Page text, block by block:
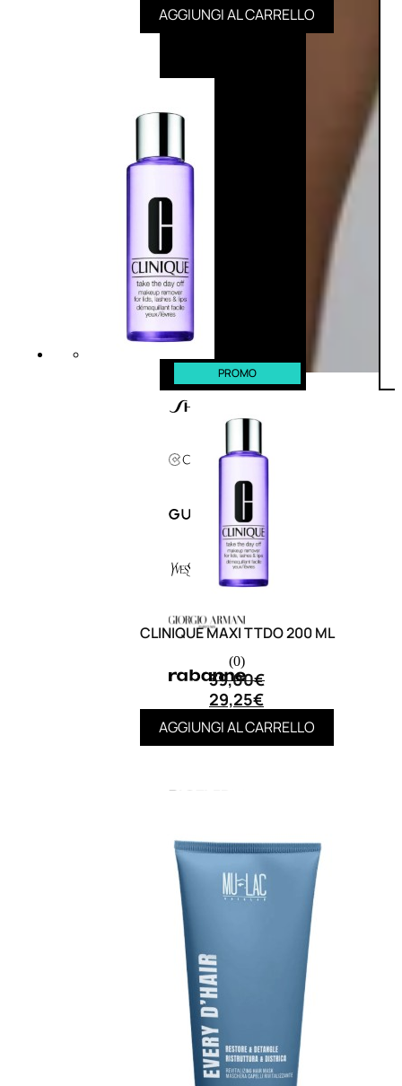
MAKE UP
Base/ Primer Occhi
Base/ Primer Viso
Palette E Cofanetti Occhi
Palette E Cofanetti Viso
Palette E Cofanetti Labbra
Fondotinta
Cipria
Fard/Blush
Terre Abbronzanti
Illuminante Viso
AGGIUNGI AL CARRELLO
PROMO
CLINIQUE MAXI TTDO 200 ML
(0)
39,00€
29,25€
AGGIUNGI AL CARRELLO